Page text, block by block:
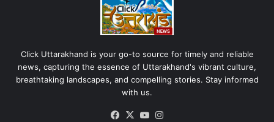
Click Uttarakhand is your go-to source for timely and reliable
news, capturing the essence of Uttarakhand's vibrant culture,
breathtaking landscapes, and compelling stories. Stay informed
with us.
Facebook
X YouTube